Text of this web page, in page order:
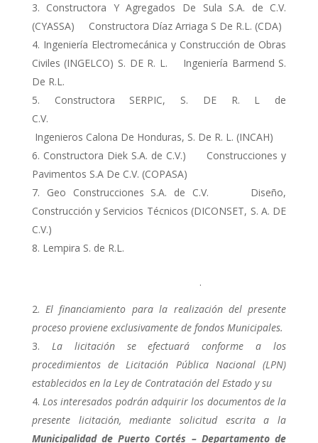
Constructora Y Agregados De Sula S.A. de C.V.
(CYASSA) Constructora Díaz Arriaga S De R.L. (CDA)
Ingeniería Electromecánica y Construcción de Obras
Civiles (INGELCO) S. DE R. L. Ingeniería Barmend S.
De R.L.
Constructora SERPIC, S. DE R. L de
C.V.
Ingenieros Calona De Honduras, S. De R. L. (INCAH)
Constructora Diek S.A. de C.V.) Construcciones y
Pavimentos S.A De C.V. (COPASA)
Geo Construcciones S.A. de C.V. Diseño,
Construcción y Servicios Técnicos (DICONSET, S. A. DE
C.V.)
Lempira S. de R.L.
.
El financiamiento para la realización del presente
proceso proviene exclusivamente de fondos Municipales.
La licitación se efectuará conforme a los
procedimientos de Licitación Pública Nacional (LPN)
establecidos en la Ley de Contratación del Estado y su
Los interesados podrán adquirir los documentos de la
presente licitación, mediante solicitud escrita a la
Municipalidad de Puerto Cortés – Departamento de